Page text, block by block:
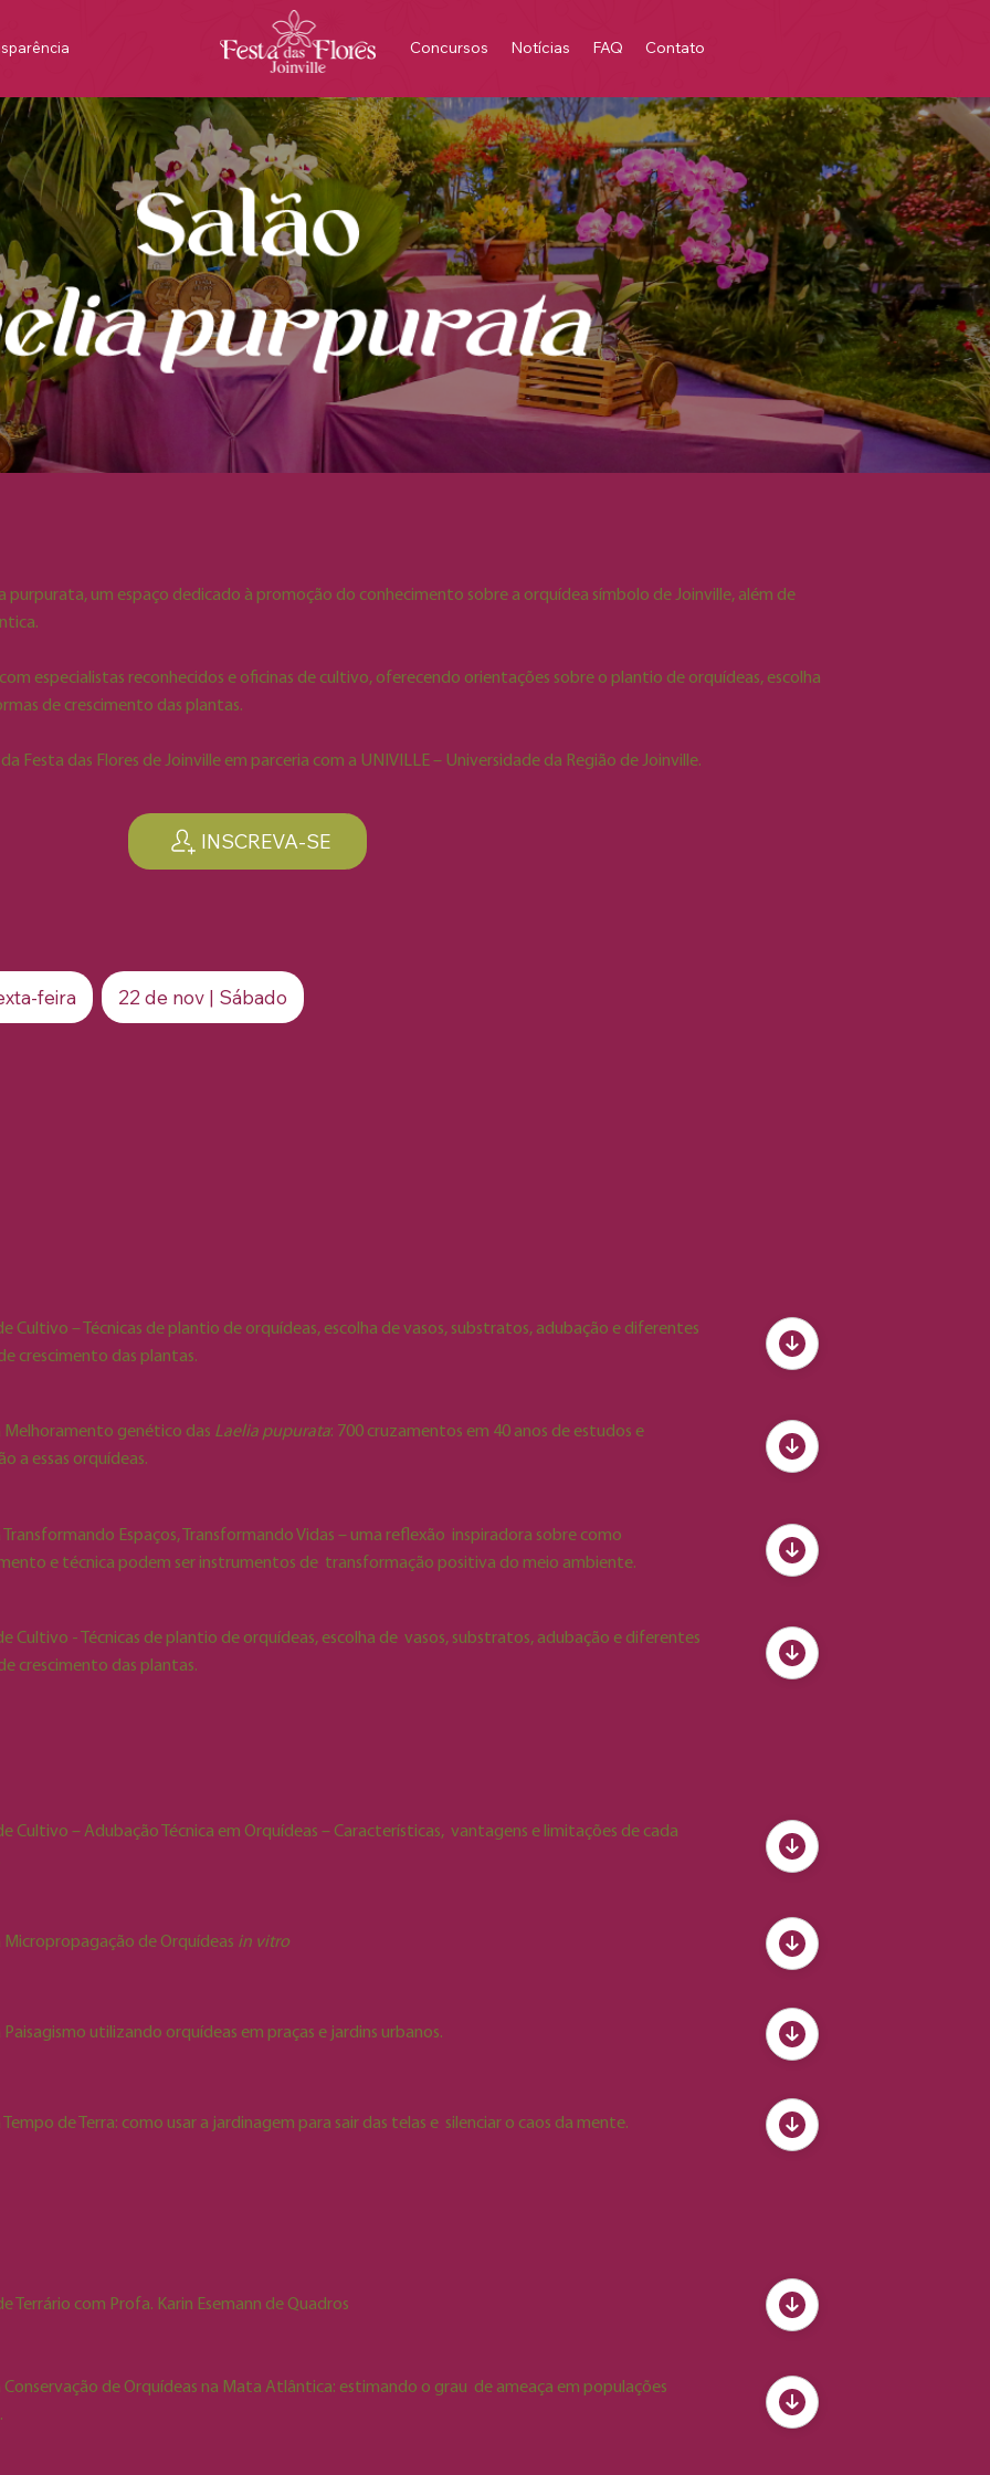
Concursos Notícias FAQ Contato
purpurata, um espaço dedicado à promoção do conhecimento sobre a orquídea símbolo de Joinville, além de
especialistas reconhecidos e oficinas de cultivo, oferecendo orientações sobre o plantio de orquídeas, escolha
de crescimento das plantas.
Festa das Flores de Joinville em parceria com a UNIVILLE – Universidade da Região de Joinville.
INSCREVA-SE
feira 22 de nov | Sábado
Cultivo – Técnicas de plantio de orquídeas, escolha de vasos, substratos, adubação e diferentes
crescimento das plantas.
da AJAO –
Orquídeas há 17 anos, é instrutor de oficinas de cultivo e um dos responsáveis pela manutenção do
Melhoramento genético das Laelia pupurata: 700 cruzamentos em 40 anos de estudos e
a essas orquídeas.
e colecionador de orquídeas desde 1980
de 40 anos dedicados ao melhoramento genético de várias espécies, totalizando mais de 2,1
Transformando Espaços, Transformando Vidas – uma reflexão inspiradora sobre como
e técnica podem ser instrumentos de transformação positiva do meio ambiente.
e mestre pela Universidade do Tennessee (EUA)
de Tecnologia Copersucar, em Piracicaba (SP). Foi pesquisador convidado da Universidade de
do Instituto Plantarum e do Jardim Botânico Plantarum, em Nova Odessa (SP).
Cultivo - Técnicas de plantio de orquídeas, escolha de vasos, substratos, adubação e diferentes
crescimento das plantas.
(Agremiação Joinvillense de Amadores de Orquídeas)
Cultivo – Adubação Técnica em Orquídeas – Características, vantagens e limitações de cada
Agrônomo e orquidófilo há 50 anos.
cultivo de orquídeas.
Micropropagação de Orquídeas in vitro
Agrônoma, mestre em Fitotecnia pela Universidade Federal do Rio Grande do Sul (1993) e
pela Universidade de São Paulo (2004)
trabalha com os temas fisiologia do crescimento e desenvolvimento de plantas com ênfase
recursos genéticos vegetais, bem como com fotossíntese.
Paisagismo utilizando orquídeas em praças e jardins urbanos.
Araújo. Arquiteta e paisagista, presidente da Rede Brasileira de Jardins Botânicos (RBJB).
Tempo de Terra: como usar a jardinagem para sair das telas e silenciar o caos da mente.
e professora de jardinagem.
do ano na categoria Meio Ambiente. Apresentadora do “A Louca das Plantas” e de duas
Favor”, e dos programas Plantaterapia, Plante Você Mesmo e S.A.V.E, todos do canal GNT. Autora de
de mais vendidos na Amazon do Brasil, há 7 anos.
Terrário com Profa. Karin Esemann de Quadros
Botânico da UNIVILLE – Universidade da Região de Joinville.
Conservação de Orquídeas na Mata Atlântica: estimando o grau de ameaça em populações